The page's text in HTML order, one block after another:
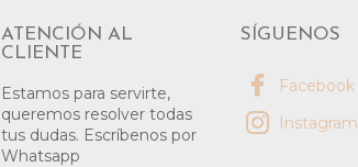
ATENCIÓN AL
CLIENTE
Estamos para servirte,
queremos resolver todas
tus dudas. Escríbenos por
Whatsapp
SÍGUENOS
Facebook
Instagram